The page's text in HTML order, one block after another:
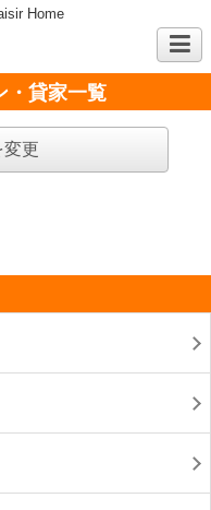
Home
・貸家一覧
変更